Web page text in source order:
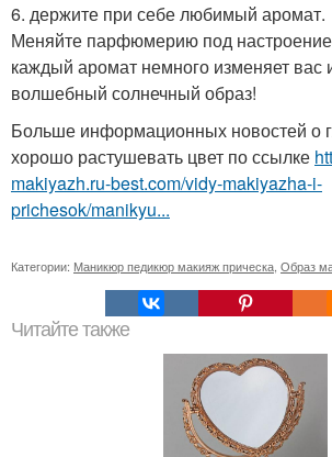
6. держите при себе любимый аромат.
Меняйте парфюмерию под настроение,
каждый аромат немного изменяет вас
волшебный солнечный образ!
Больше информационных новостей о
хорошо растушевать цвет по ссылке
makiyazh.ru-best.com/vidy-makiyazha-i-
prichesok/manikyu...
Категории: Маникюр педикюр макияж прическа, Образ
Читайте также